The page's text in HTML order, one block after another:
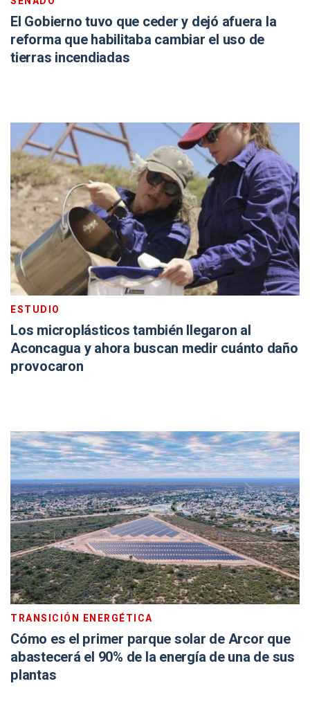
El Gobierno tuvo que ceder y dejó afuera la
reforma que habilitaba cambiar el uso de
tierras incendiadas
ESTUDIO
Los microplásticos también llegaron al
Aconcagua y ahora buscan medir cuánto daño
provocaron
TRANSICIÓN ENERGÉTICA
Cómo es el primer parque solar de Arcor que
abastecerá el 90% de la energía de una de sus
plantas